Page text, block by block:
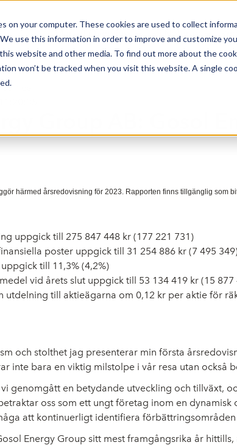
on your computer. These cookies are used to collect
use this information in order to improve and customize
website and other media. To find out more about the
won’t be tracked when you visit this website. A single
Group AB: Gosol
härmed årsredovisning för 2023. Rapporten finns tillgänglig som
uppgick till 275 847 448 kr (177 221 731)
poster uppgick till 31 254 886 kr (7 495
till 11,3% (4,2%)
vid årets slut uppgick till 53 134 419 kr (15
utdelning till aktieägarna om 0,12 kr per aktie för
och stolthet jag presenterar min första
inte bara en viktig milstolpe i vår resa utan
genomgått en betydande utveckling och tillväxt,
oss som ett ungt företag inom en
att kontinuerligt identifiera
Energy Group sitt mest framgångsrika år